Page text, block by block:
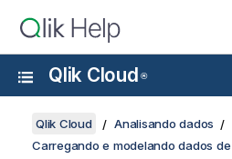
Qlik Cloud ®
Qlik Cloud
Analisando dados
Carregando e modelando dados